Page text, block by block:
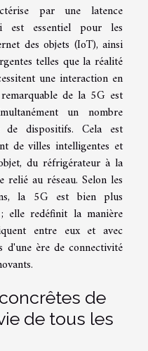
par une latence
est essentiel pour les
des objets (IoT), ainsi
telles que la réalité
une interaction en
de la 5G est
un nombre
de dispositifs. Cela est
de villes intelligentes et
du réfrigérateur à la
au réseau. Selon les
la 5G est bien plus
elle redéfinit la manière
entre eux et avec
d'une ère de connectivité
de
de tous les